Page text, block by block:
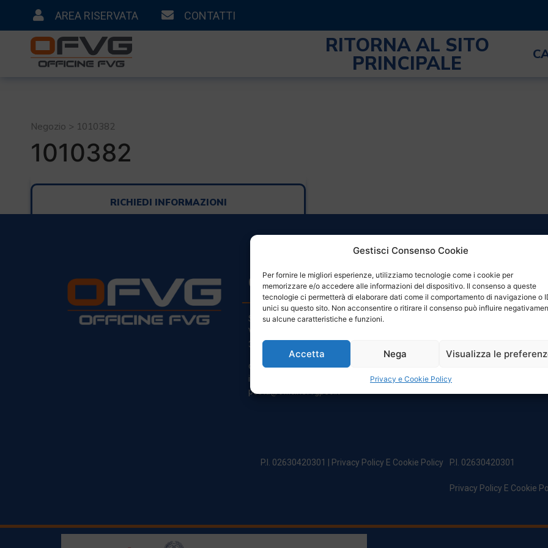
Gestisci Consenso Cookie
Per fornire le migliori esperienze, utilizziamo tecnologie come i cookie per
memorizzare e/o accedere alle informazioni del dispositivo. Il consenso a queste
tecnologie ci permetterà di elaborare dati come il comportamento di navigazione o
unici su questo sito. Non acconsentire o ritirare il consenso può influire
su alcune caratteristiche e funzioni.
Accetta Nega Visualizza le
Privacy e Cookie Policy
AREA RISERVATA CONTATTI
RITORNA AL SITO
PRINCIPALE
Negozio > 1010382
1010382
RICHIEDI INFORMAZIONI
CONTATTI
Sede Legale:
Via Principe Di Udine 144
33030 Campoformido (Ud)
clienti@officinefvg.it
info@officinefvg.it
posta@officinefvgpec.It
ORARI
Domenica: Chiuso
P.I. 02630420301 | Privacy Policy E Cookie Policy P.I. 02630420301
Privacy Policy E Cookie